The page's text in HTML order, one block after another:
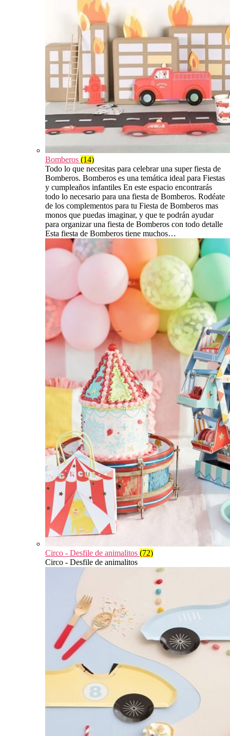
Bomberos (14)
Todo lo que necesitas para celebrar una super fiesta de
Bomberos. Bomberos es una temática ideal para Fiestas
y cumpleaños infantiles En este espacio encontrarás
todo lo necesario para una fiesta de Bomberos. Rodéate
de los complementos para tu Fiesta de Bomberos mas
monos que puedas imaginar, y que te podrán ayudar
para organizar una fiesta de Bomberos con todo detalle
Esta fiesta de Bomberos tiene muchos…
Circo - Desfile de animalitos (72)
Circo - Desfile de animalitos